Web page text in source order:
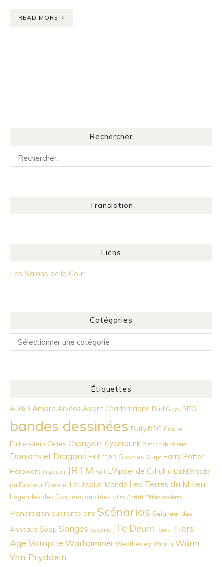
READ MORE
Rechercher
Rechercher :
Translation
Liens
Les Salons de la Cour
Catégories
Catégories
Étiquettes
AD&D Ambre Arkéos Avant Charlemagne Bad Guys RPG
bandes dessinées Buffy RPG Castle
Falkenstein Celtes Changelin Cyberpunk Dietrich de Vérone
Donjons et Dragons Exil FFJDR Gnomes Gurps Harry Potter
Herowars Imperium JRTM Kult L'Appel de Cthulhu La Méthode
du Docteur Chestel Le Disque-Monde Les Terres du Milieu
Légendes des Contrées oubliées Miles Christi P'tites sorcières
Pendragon quarante ans Scénarios Seigneur des
Anneaux Soap Songes Système J Te Deum Tenga Tiers
Age Vampire Warhammer Weatherley Wraith Würm
Ynn Pryddein